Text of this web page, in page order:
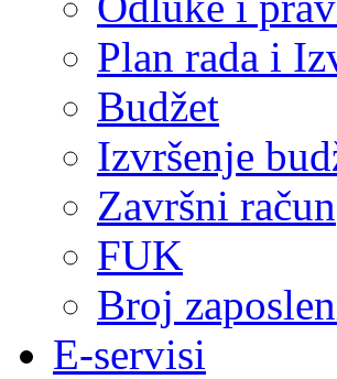
Plan rada i
Budžet
Izvršenje
Završni račun
FUK
Broj
E-servisi